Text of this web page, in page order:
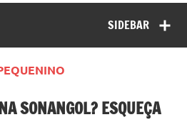
SIDEBAR
SONANGOL? ESQUEÇA